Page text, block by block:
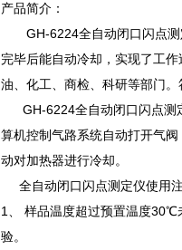
产品简介：
GH-6224全自动闭口闪点测
完毕后能自动冷却，实现了工
油、化工、商检、科研等部门
GH-6224全自动闭口闪点测
算机控制气路系统自动打开气
动对加热器进行冷却。
全自动闭口闪点测定仪使用注
1、 样品温度超过预置温度30℃
验。